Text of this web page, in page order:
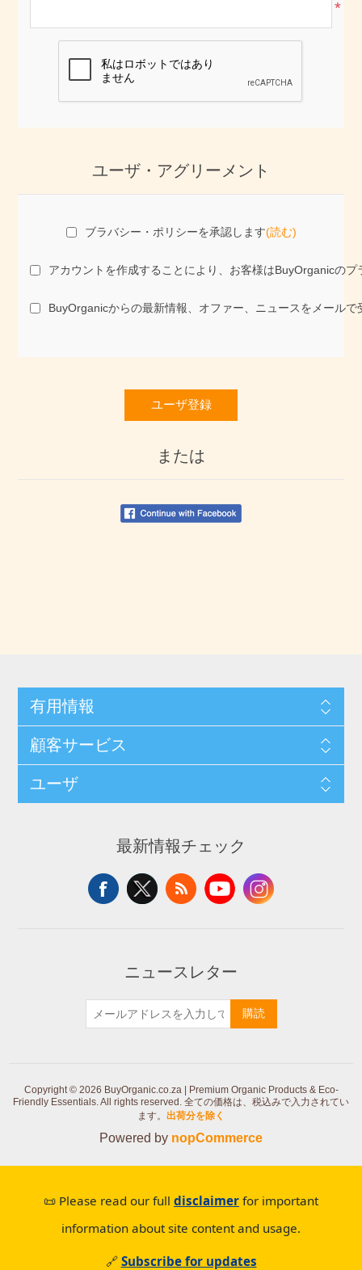
*
ユーザ・アグリーメント
ブラバシー・ポリシーを承認します(読む)
アカウントを作成することにより、お客様はBuyOrganicの
BuyOrganicからの最新情報、オファー、ニュースをメールで
ユーザ登録
または
有用情報
顧客サービス
ユーザ
最新情報チェック
ニュースレター
購読
Copyright © 2026 BuyOrganic.co.za | Premium Organic Products & Eco-
Friendly Essentials. All rights reserved. 全ての価格は、税込みで入力されてい
ます。 出荷分を除く
Powered by nopCommerce
📜 Please read our full disclaimer for important
information about site content and usage.
🔗 Subscribe for updates